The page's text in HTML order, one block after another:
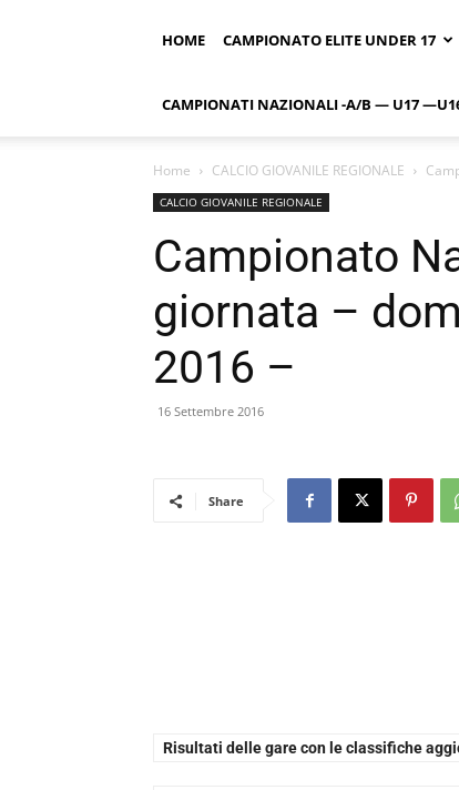
HOME CAMPIONATO ELITE UNDER 17
CAMPIONATI NAZIONALI -A/B — U17
Home CALCIO GIOVANILE REGIONALE
CALCIO GIOVANILE REGIONALE
Campionato
giornata –
2016 –
16 Settembre 2016
Share
Risultati delle gare con le classifiche